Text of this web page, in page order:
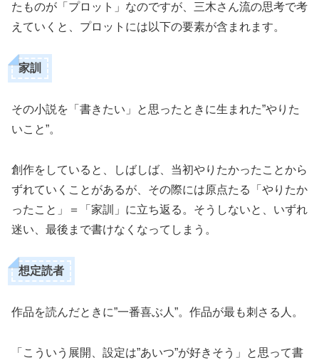
たものが「プロット」なのですが、三木さん流の思考で考
えていくと、プロットには以下の要素が含まれます。
家訓
その小説を「書きたい」と思ったときに生まれた”やりた
いこと”。
創作をしていると、しばしば、当初やりたかったことから
ずれていくことがあるが、その際には原点たる「やりたか
ったこと」＝「家訓」に立ち返る。そうしないと、いずれ
迷い、最後まで書けなくなってしまう。
想定読者
作品を読んだときに”一番喜ぶ人”。作品が最も刺さる人。
「こういう展開、設定は”あいつ”が好きそう」と思って書